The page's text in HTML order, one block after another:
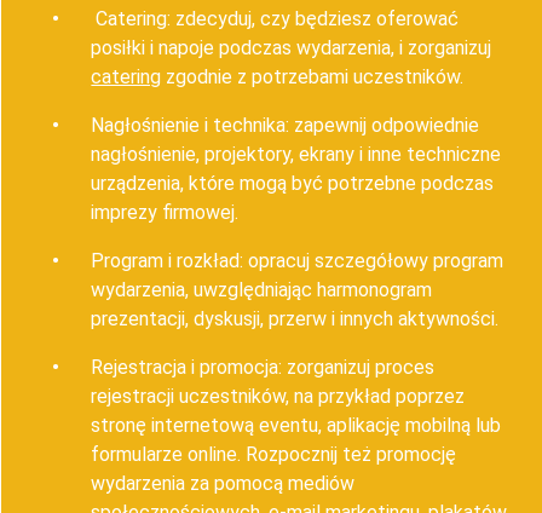
Catering: zdecyduj, czy będziesz oferować
posiłki i napoje podczas wydarzenia, i zorganizuj
catering zgodnie z potrzebami uczestników.
Nagłośnienie i technika: zapewnij odpowiednie
nagłośnienie, projektory, ekrany i inne techniczne
urządzenia, które mogą być potrzebne podczas
imprezy firmowej.
Program i rozkład: opracuj szczegółowy program
wydarzenia, uwzględniając harmonogram
prezentacji, dyskusji, przerw i innych aktywności.
Rejestracja i promocja: zorganizuj proces
rejestracji uczestników, na przykład poprzez
stronę internetową eventu, aplikację mobilną lub
formularze online. Rozpocznij też promocję
wydarzenia za pomocą mediów